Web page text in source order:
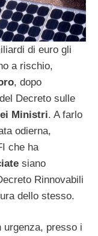
di euro gli
a rischio,
, dopo
Decreto sulle
Ministri. A farlo
odierna,
che ha
siano
Rinnovabili
dello stesso.
urgenza, presso i